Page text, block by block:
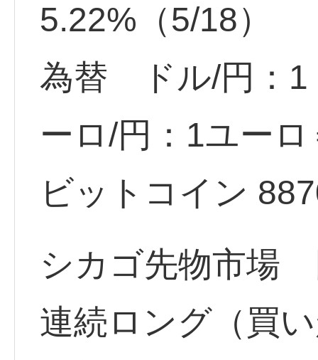
5.22%（5/18）
為替 ドル/円：
ーロ/円：1ユー
ビットコイン
シカゴ先物市
連続ロング（買